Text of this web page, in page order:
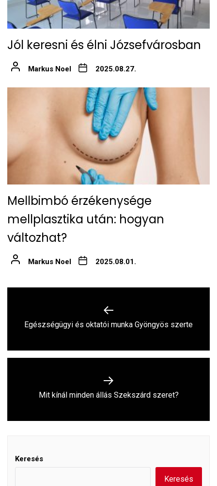
Jól keresni és élni Józsefvárosban
Markus Noel 2025.08.27.
Mellbimbó érzékenysége
mellplasztika után: hogyan
változhat?
Markus Noel 2025.08.01.
Previous
Egészségügyi és oktatói munka Gyöngyös szerte
Next
Mit kínál minden állás Szekszárd szeret?
Keresés
Keresés